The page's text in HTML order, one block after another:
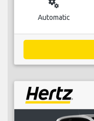
miscellaneous_services
Automatic